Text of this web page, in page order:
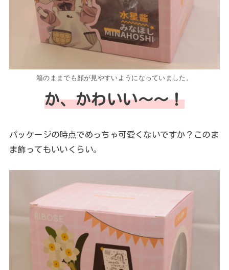
箱のままでも顔が見やすいようになっていました。
か、かわいい～～！
パッケージの時点でめっちゃ可愛くないですか？このま
ま飾ってもいいくらい。